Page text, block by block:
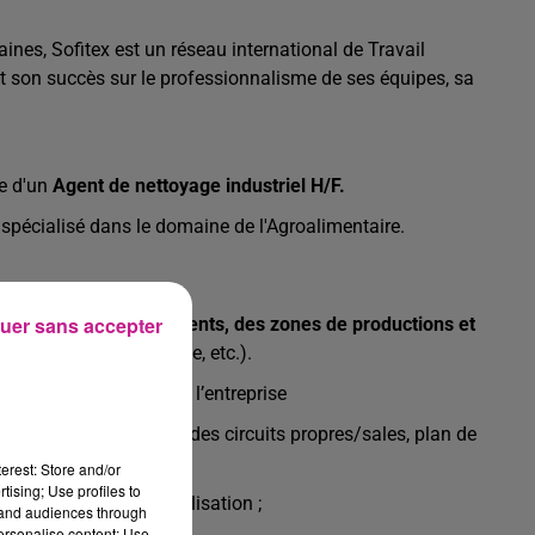
Sofitex est un réseau international de Travail
succès sur le professionnalisme de ses équipes, sa
d'unAgent de nettoyage industriel H/F.
dans le domaine de l'Agroalimentaire.
locaux, des équipements, des zones de productions et
zones de stockage, etc.).
définis par l’entreprise
sensibles, séparation des circuits propres/sales, plan de
après chaque utilisation ;
Store and/or
Use profiles to
audiences through
sans accepter